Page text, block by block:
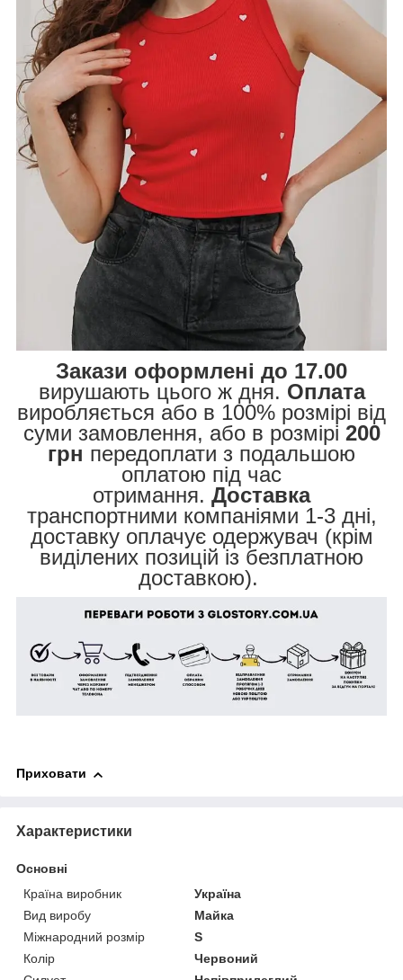
Закази оформлені до 17.00
вирушають цього ж дня. Оплата
виробляється або в 100% розмірі від
суми замовлення, або в розмірі 200
грн передоплати з подальшою
оплатою під час
отримання. Доставка
транспортними компаніями 1-3 дні,
доставку оплачує одержувач (крім
виділених позицій із безплатною
доставкою).
Приховати
Характеристики
Основні
Країна виробник
Україна
Вид виробу
Майка
Міжнародний розмір
S
Колір
Червоний